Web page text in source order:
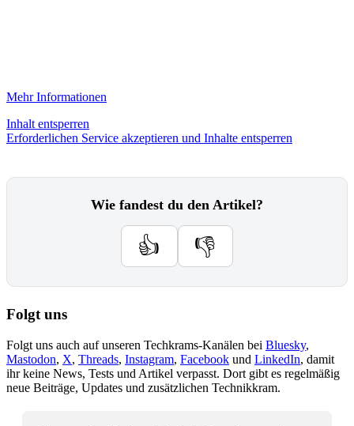
Mehr Informationen
Inhalt entsperren
Erforderlichen Service akzeptieren und Inhalte entsperren
Wie fandest du den Artikel?
👍 👎
Folgt uns
Folgt uns auch auf unseren Techkrams-Kanälen bei Bluesky,
Mastodon, X, Threads, Instagram, Facebook und LinkedIn, damit
ihr keine News, Tests und Artikel verpasst. Dort gibt es regelmäßig
neue Beiträge, Updates und zusätzlichen Technikkram.